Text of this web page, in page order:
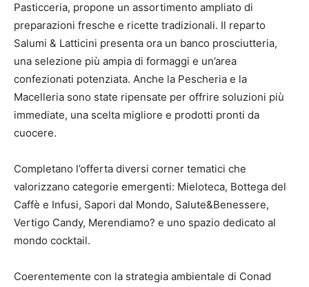
Pasticceria, propone un assortimento ampliato di
preparazioni fresche e ricette tradizionali. Il reparto
Salumi & Latticini presenta ora un banco prosciutteria,
una selezione più ampia di formaggi e un’area
confezionati potenziata. Anche la Pescheria e la
Macelleria sono state ripensate per offrire soluzioni più
immediate, una scelta migliore e prodotti pronti da
cuocere.
Completano l’offerta diversi corner tematici che
valorizzano categorie emergenti: Mieloteca, Bottega del
Caffè e Infusi, Sapori dal Mondo, Salute&Benessere,
Vertigo Candy, Merendiamo? e uno spazio dedicato al
mondo cocktail.
Coerentemente con la strategia ambientale di Conad